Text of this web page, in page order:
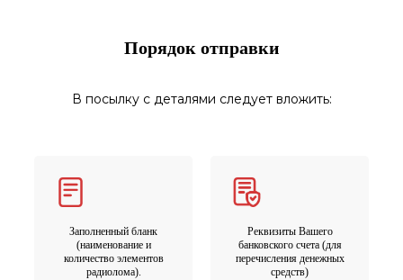
Порядок отправки
В посылку с деталями следует вложить:
Заполненный бланк
(наименование и
количество элементов
радиолома).
Реквизиты Вашего
банковского счета (для
перечисления денежных
средств)